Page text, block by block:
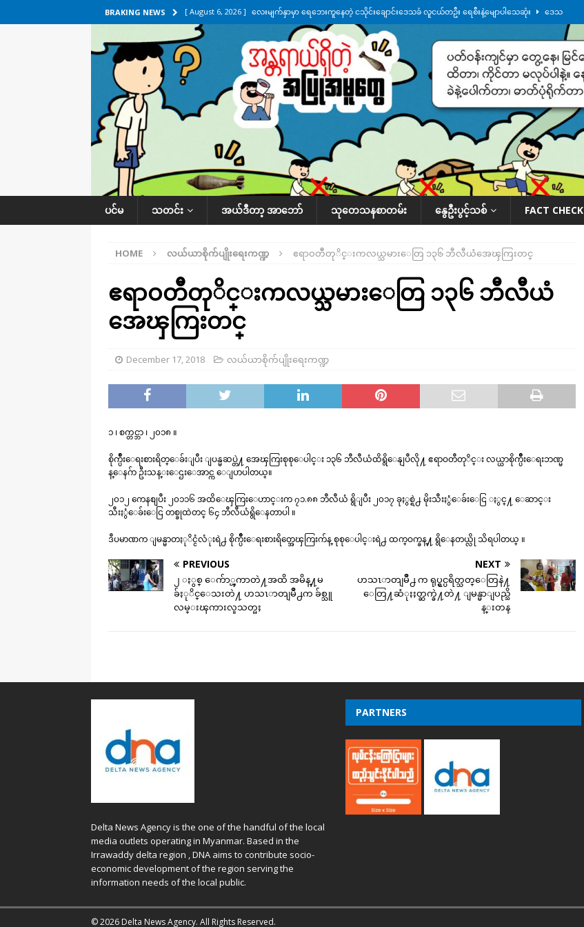
BRAKING NEWS [ August 6, 2026 ] လေးမျက်နှာမှာ ရေဘေးကူနေတဲ့ ငသိုင်းချောင်းဒေသခံ လူငယ်တဦး ရေစီးနဲ့မျောပါသေဆုံး ဒေသ
အလိုက် သတင်းကဏ္ဍ
[ August 6, 2026 ] ရေကြီးနေတဲ့ လေးမျက်နှာမှာ ဖုန်းလိုင်းတွေ ပြတ်တောက်နေ ဒေသအလိုက် သတင်းကဏ္ဍ
[ August 5, 2026 ] ရန်ကုန်မြို့မှာ ကားမှန်ခွဲခံရတာတွေ ဆက်တိုက်ဖြစ် ဒေသအလိုက် သတင်းကဏ္ဍ
[ August 5, 2026 ] ဂျပန်ရဲ့ ဒုံးကျည်စမ်းသပ်မှုကို မြောက်ကိုရီးယား ဝေဖန် နိုင်ငံတကာရေးရာ
[ August 6, 2026 ] တာကျိုးပြီး ခုနှစ်ရက်မြောက်နေ့မှာ ငသိုင်းချောင်းမြို့ကို ရေစတင်ရောက်ရှိ ဒေသအလိုက် သတင်း
ပင်မ သတင်း အယ်ဒီတာ့ အာဘော် သုတေသနစာတမ်း နွေဦးပွင့်သစ် FACT CHECK
HOME လယ်ယာစိုက်ပျိုးရေးကဏ္ဍ ဧရာဝတိီတုိင္းကလယ္သမားေတြ ၁၃၆ ဘီလီယံအေၾကြးတင္
ဧရာဝတိီတုိင္းကလယ္သမားေတြ ၁၃၆ ဘီလီယံ
အေၾကြးတင္
December 17, 2018 လယ်ယာစိုက်ပျိုးရေးကဏ္ဍ
၁ ၊ စက္တင္ဘာ ၊ ၂၀၁၈ ။
စိုက္ပ်ဳိးေရးစားရိတ္ေခ်းျပီး ျပန္မဆပ္တဲ႔ အေၾကြးစုစုေပါင္း ၁၃၆ ဘီလီယံထိရွိေနျပီလို႔ ဧရာဝတီတုိင္း လယ္ယာစိုက္ပ်ဳိးေရးဘဏ္မ
န္ေနဂ်ာ ဦးသန္းေဌးေအာင္က ေျပာပါတယ္။
၂၀၁၂ ကေနစျပီး ၂၀၁၁၆ အထိေၾကြးေဟာင္းက ၇၁.၈၈ ဘီလီယံ ရွိျပီး ၂၀၁၇ ခုႏွစ္ရဲ႕ မိုးသီးႏွံေခ်းေငြ ႏွင္႔ ေဆာင္း
သီးႏွံေခ်းေငြ တစ္ခုထဲတင္ ၆၄ ဘီလီယံရွိေနတာပါ ။
ဒီပမာဏက ျမန္မာတႏုိင္ငံလံုးရဲ႕ စိုက္ပ်ဳိးေရးစားရိတ္အေၾကြးက်န္ စုစုေပါင္းရဲ႕ ထက္ဝက္ခန္႔ ရွိေနတယ္လို သိရပါတယ္ ။
PREVIOUS
၂ ႏွစ္ ေက်ာ္ၾကာတဲ႔အထိ အမိန္႔မ
ခ်ႏုိင္ေသးတဲ႔ ဟသၤာတျမိဳ႕က ခ်စ္သူ
လမ္းၾကားလူသတ္မႈ
NEXT
ဟသၤာတျမိဳ႕ က ရုပ္ရွင္ပရိတ္သတ္ေတြနဲ႔
ေတြ႔ဆံုႏႈတ္ဆက္ခဲ႔တဲ႔ ျမန္မာျပည္သိ
န္းတန္
Delta News Agency is the one of the handful of the local
media outlets operating in Myanmar. Based in the
Irrawaddy delta region , DNA aims to contribute socio-
economic development of the region serving the
information needs of the local public.
PARTNERS
© 2026 Delta News Agency. All Rights Reserved.